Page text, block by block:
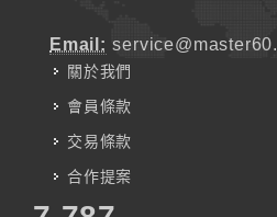
Email:
關於我們
會員條款
交易條款
合作提案